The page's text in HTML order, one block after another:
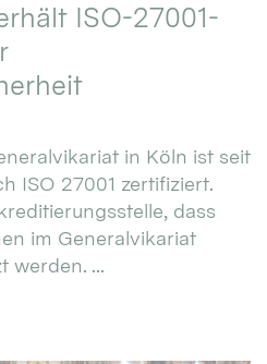
ISO-27001-
in Köln ist seit
ISO 27001 zertifiziert.
dass
im Generalvikariat
werden. ...